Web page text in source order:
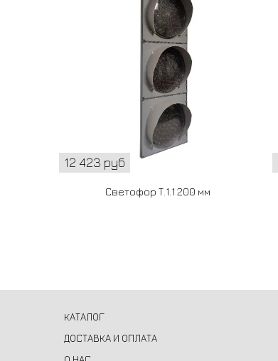
12 423 руб
Светофор Т.1.1 200 мм
КАТАЛОГ
ДОСТАВКА И ОПЛАТА